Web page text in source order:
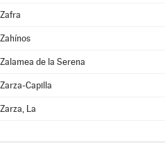
Zafra
Zahínos
Zalamea de la Serena
Zarza-Capilla
Zarza, La